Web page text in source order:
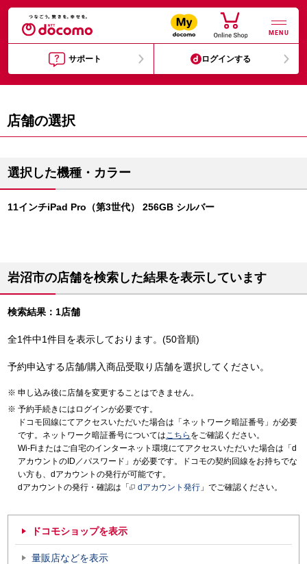
MENU
サポート ログインする
店舗の選択
選択した機種・カラー
11インチiPad Pro（第3世代） 256GB シルバー
岩沼市の店舗を検索した結果を表示しています
検索結果：1店舗
全1件中1件目を表示しております。(50音順)
予約申込する店舗/購入商品受取り店舗を選択してください。
申し込み後に店舗を変更することはできません。
予約手続きにはログインが必要です。
ドコモ回線にてアクセスいただいた場合は「ネットワーク暗証番号」が必要
です。ネットワーク暗証番号についてはこちら をご確認ください。
Wi-Fiまたはご自宅のインターネット環境にてアクセスいただいた場合は「d
アカウントのID／パスワード」が必要です。ドコモの契約回線をお持ちでな
い方も、dアカウントの発行が可能です。
dアカウントの発行・確認は「
dアカウント発行 」でご確認ください。
ドコモショップを表示
量販店などを表示